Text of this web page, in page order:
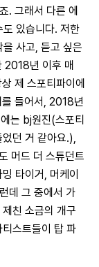
. 그래서 다른 에
있습니다. 저한
사고, 듣고 싶은
2018년 이후 매
제 스포티파이에
들어서, 2018년
는 bj원진(스포티
던 거 같아요.),
머드 더 스튜던트
타이거, 머케이
데 그 중에서 가
친 소금의 개구
스트들이 탑 파